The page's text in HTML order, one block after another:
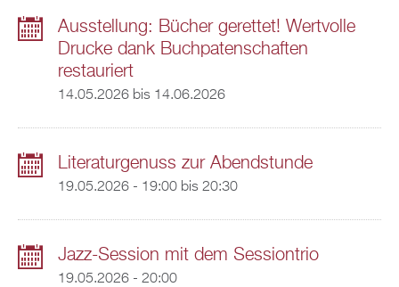
Ausstellung: Bücher gerettet! Wertvolle
Drucke dank Buchpatenschaften
restauriert
14.05.2026bis 14.06.2026
Literaturgenuss zur Abendstunde
19.05.2026 - 19:00bis 20:30
Jazz-Session mit dem Sessiontrio
19.05.2026 - 20:00